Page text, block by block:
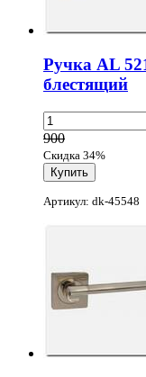
Ручка AL
блестящий
900
Скидка 34%
Артикул: dk-45548